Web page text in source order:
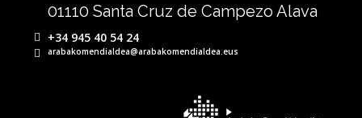
01110 Santa Cruz de Campezo Alava
+34 945 40 54 24
arabakomendialdea@arabakomendialdea.eus